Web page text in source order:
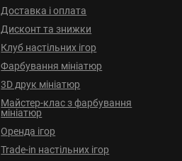
Доставка і оплата
Дисконт та знижки
Клуб настільних ігор
Фарбування мініатюр
3D друк мініатюр
Майстер-клас з фарбування
мініатюр
Оренда ігор
Trade-in настільних ігор